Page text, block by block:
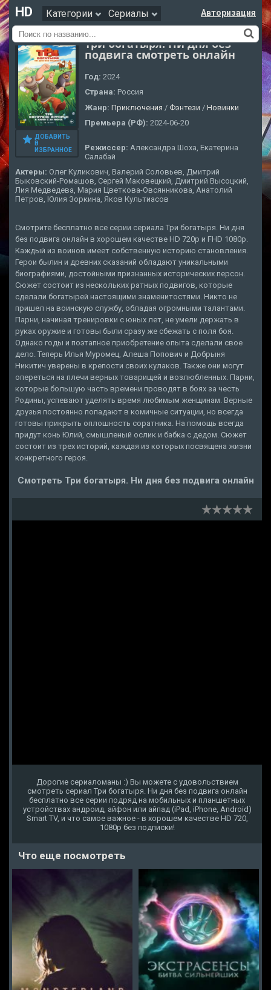
HD Категории Сериалы Авторизация
ДОБАВИТЬ
В
ИЗБРАННОЕ
Три богатыря. Ни дня без
подвига смотреть онлайн
Год: 2024
Страна: Россия
Жанр: Приключения / Фэнтези / Новинки
Премьера (РФ): 2024-06-20
Режиссер: Александра Шоха, Екатерина
Салабай
Актеры: Олег Куликович, Валерий Соловьев, Дмитрий
Быковский-Ромашов, Сергей Маковецкий, Дмитрий Высоцкий,
Лия Медведева, Мария Цветкова-Овсянникова, Анатолий
Петров, Юлия Зоркина, Яков Культиасов
Смотрите бесплатно все серии сериала Три богатыря. Ни дня
без подвига онлайн в хорошем качестве HD 720p и FHD 1080p.
Каждый из воинов имеет собственную историю становления.
Герои былин и древних сказаний обладают уникальными
биографиями, достойными признанных исторических персон.
Сюжет состоит из нескольких ратных подвигов, которые
сделали богатырей настоящими знаменитостями. Никто не
пришел на воинскую службу, обладая огромными талантами.
Парни, начиная тренировки с юных лет, не умели держать в
руках оружие и готовы были сразу же сбежать с поля боя.
Однако годы и поэтапное приобретение опыта сделали свое
дело. Теперь Илья Муромец, Алеша Попович и Добрыня
Никитич уверены в крепости своих кулаков. Также они могут
опереться на плечи верных товарищей и возлюбленных. Парни,
которые большую часть времени проводят в боях за честь
Родины, успевают уделять время любимым женщинам. Верные
друзья постоянно попадают в комичные ситуации, но всегда
готовы прикрыть оплошность соратника. На помощь всегда
придут конь Юлий, смышленый ослик и бабка с дедом. Сюжет
состоит из трех историй, каждая из которых посвящена жизни
конкретного героя.
Смотреть Три богатыря. Ни дня без подвига онлайн
Дорогие сериаломаны :) Вы можете с удовольствием
смотреть сериал Три богатыря. Ни дня без подвига онлайн
бесплатно все серии подряд на мобильных и планшетных
устройствах андроид, айфон или айпад (iPad, iPhone, Android)
Smart TV, и что самое важное - в хорошем качестве HD 720,
1080p без подписки!
Что еще посмотреть